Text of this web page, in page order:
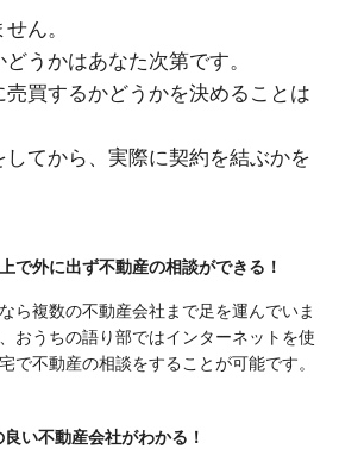
ん。
うかはあなた次第です。
売買するかどうかを決めることは
してから、実際に契約を結ぶかを
で外に出ず不動産の相談ができる！
ら複数の不動産会社まで足を運んでいま
おうちの語り部ではインターネットを使
で不動産の相談をすることが可能です。
良い不動産会社がわかる！